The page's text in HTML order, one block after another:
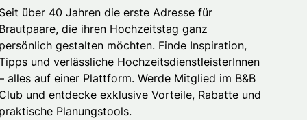
über 40 Jahren die erste Adresse für
die ihren Hochzeitstag ganz
gestalten möchten. Finde Inspiration,
und verlässliche HochzeitsdienstleisterInnen
alles auf einer Plattform. Werde Mitglied im B&B
und entdecke exklusive Vorteile, Rabatte und
Planungstools.